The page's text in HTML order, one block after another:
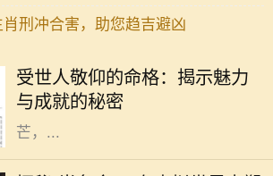
肖刑冲合害，助您趋吉避凶
受世人敬仰的命格：揭示魅力
与成就的秘密
在这个复杂多变的世界中，总有一些
就而受到世人的敬仰。他们的命格似
乎与生俱来就散发着一种独特的光
芒，...
在电子游戏历史上，少数几款作品能
够在玩家心中留下如此深刻的印记，